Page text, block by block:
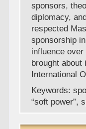
sponsors,
diplomacy,
respected
sponsorship
influence
brought
International
Keywords:
“soft power”,